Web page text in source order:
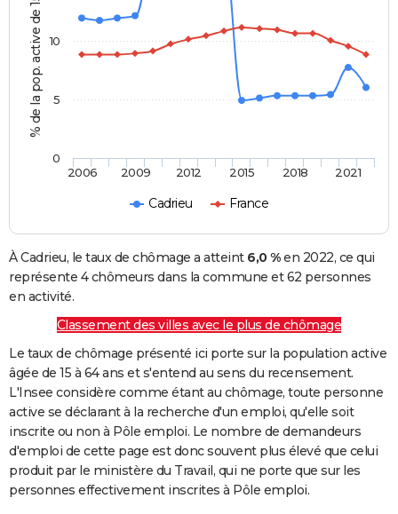
% de la pop. active de 15 - 64 ans
Cadrieu France
2006 2009 2012 2015 2018 2021
0
5
10
À Cadrieu, le taux de chômage a atteint 6,0 %en 2022, ce qui
représente 4 chômeurs dans la commune et 62 personnes
en activité.
Classement des villes avec le plus de chômage
Le taux de chômage présenté ici porte sur la population active
âgée de 15 à 64 ans et s'entend au sens du recensement.
L'Insee considère comme étant au chômage, toute personne
active se déclarant à la recherche d'un emploi, qu'elle soit
inscrite ou non à Pôle emploi. Le nombre de demandeurs
d'emploi de cette page est donc souvent plus élevé que celui
produit par le ministère du Travail, qui ne porte que sur les
personnes effectivement inscrites à Pôle emploi.